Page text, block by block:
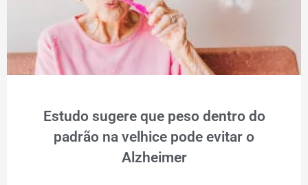
Estudo sugere que peso dentro do
padrão na velhice pode evitar o
Alzheimer